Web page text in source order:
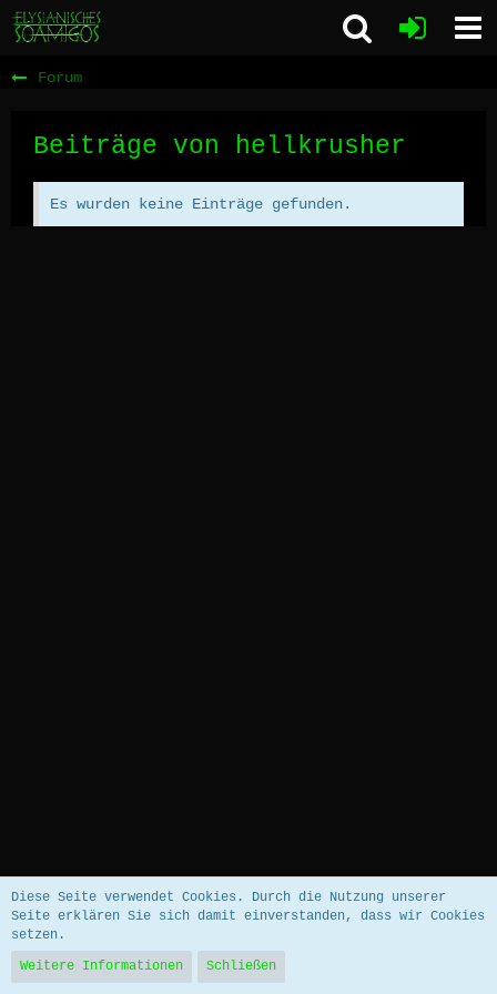
Forum
Beiträge von hellkrusher
Es wurden keine Einträge gefunden.
Community-Software:WoltLab Suite™ 5.5.26
Diese Seite verwendet Cookies. Durch die Nutzung unserer
Seite erklären Sie sich damit einverstanden, dass wir Cookies
setzen.
Weitere Informationen
Schließen